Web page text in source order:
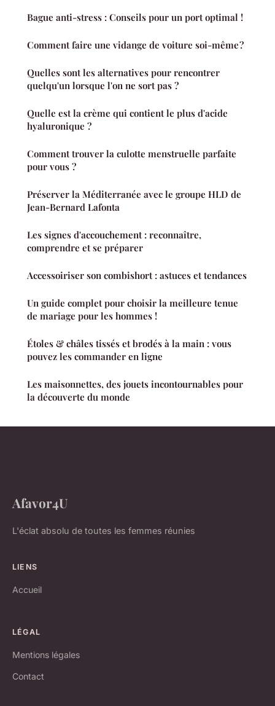
Bague anti-stress : Conseils pour un port optimal !
Comment faire une vidange de voiture soi-même ?
Quelles sont les alternatives pour rencontrer
quelqu'un lorsque l'on ne sort pas ?
Quelle est la crème qui contient le plus d'acide
hyaluronique ?
Comment trouver la culotte menstruelle parfaite
pour vous ?
Préserver la Méditerranée avec le groupe HLD de
Jean-Bernard Lafonta
Les signes d'accouchement : reconnaître,
comprendre et se préparer
Accessoiriser son combishort : astuces et tendances
Un guide complet pour choisir la meilleure tenue
de mariage pour les hommes !
Étoles & châles tissés et brodés à la main : vous
pouvez les commander en ligne
Les maisonnettes, des jouets incontournables pour
la découverte du monde
Afavor4U
L'éclat absolu de toutes les femmes réunies
LIENS
Accueil
LÉGAL
Mentions légales
Contact